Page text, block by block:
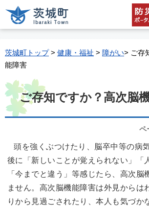
茨城町トップ> 健康・福祉 > 障がい> ご存
能障害
ご存知ですか？高次脳
ペ
頭を強くぶつけたり、脳卒中等の病
後に「新しいことが覚えられない」「
「今までと違う」等感じたら、高次脳
ません。高次脳機能障害は外見からは
りから見過ごされたり、本人も気づか